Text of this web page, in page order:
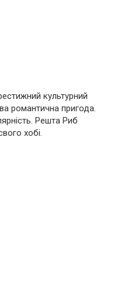
культурний
романтична пригода.
Решта Риб
хобі.